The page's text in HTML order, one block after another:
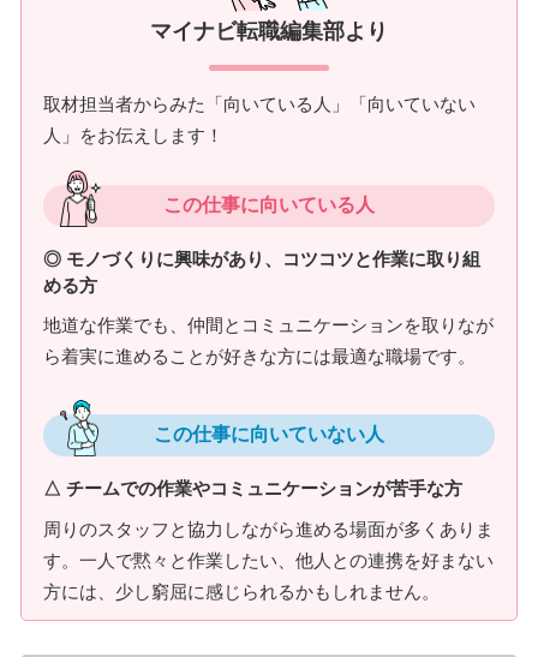
マイナビ転職編集部より
取材担当者からみた「向いている人」「向いていない
人」をお伝えします！
この仕事に向いている人
◎ モノづくりに興味があり、コツコツと作業に取り組
める方
地道な作業でも、仲間とコミュニケーションを取りなが
ら着実に進めることが好きな方には最適な職場です。
この仕事に向いていない人
△ チームでの作業やコミュニケーションが苦手な方
周りのスタッフと協力しながら進める場面が多くありま
す。一人で黙々と作業したい、他人との連携を好まない
方には、少し窮屈に感じられるかもしれません。